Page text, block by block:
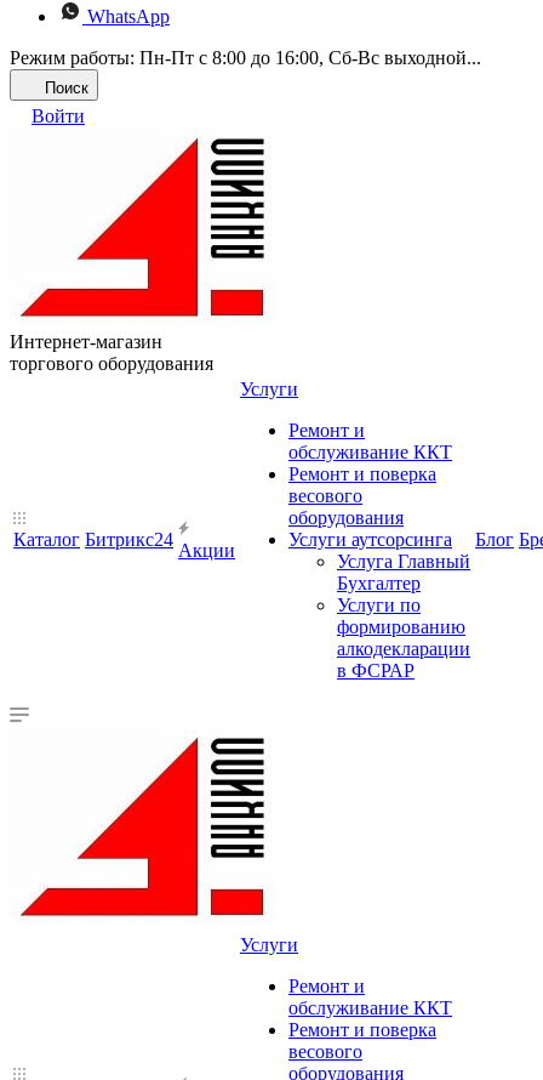
WhatsApp
Режим работы: Пн-Пт с 8:00 до 16:00, Cб-Вс выходной...
Поиск
Войти
Интернет-магазин
торгового оборудования
Каталог Битрикс24
Акции
Услуги
Ремонт и
обслуживание ККТ
Ремонт и поверка
весового
оборудования
Услуги аутсорсинга
Услуга Главный
Бухгалтер
Услуги по
формированию
алкодекларации
в ФСРАР
Блог
Услуги
Ремонт и
обслуживание ККТ
Ремонт и поверка
весового
оборудования